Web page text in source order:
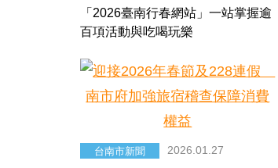
「2026臺南行春網站」一站掌握逾
百項活動與吃喝玩樂
台南市新聞 2026.01.27